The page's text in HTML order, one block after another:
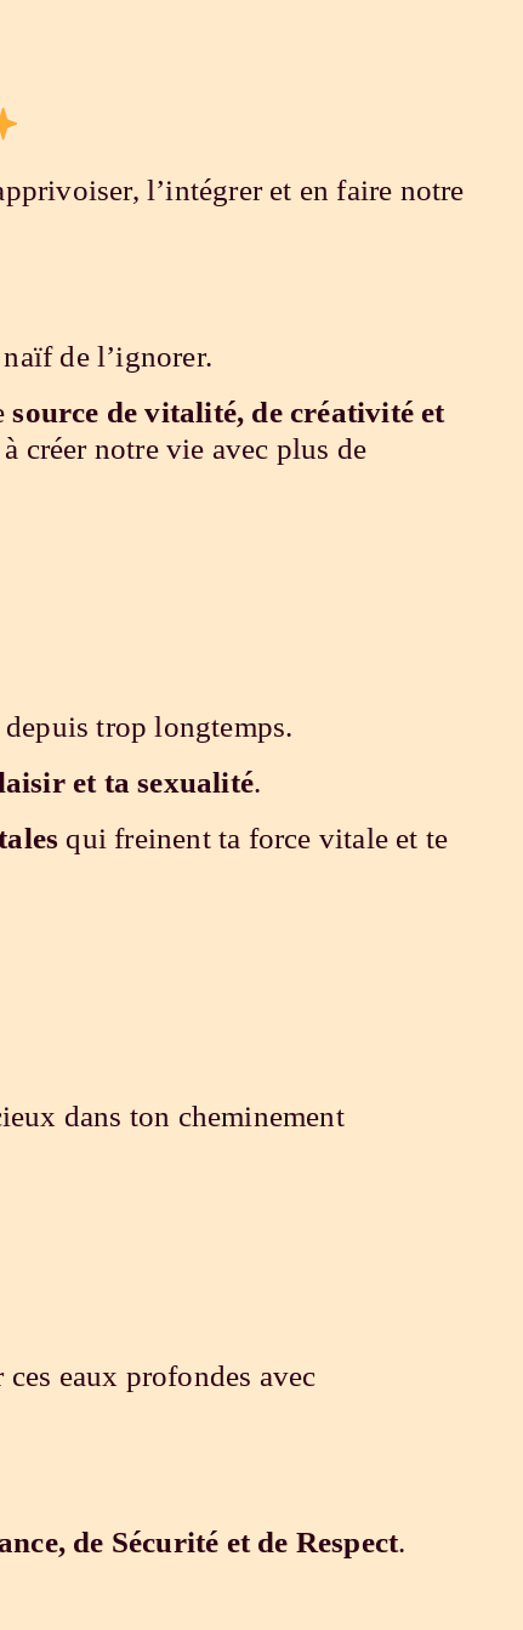
l’intégrer et en faire notre
de l’ignorer.
source de vitalité, de créativité et
créer notre vie avec plus de
trop longtemps.
et ta sexualité.
qui freinent ta force vitale et te
dans ton cheminement
eaux profondes avec
de Sécurité et de Respect.